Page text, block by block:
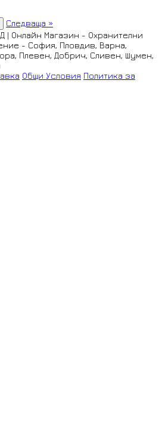
Следваща »
| Онлайн Магазин - Охранителни
- София, Пловдив, Варна,
Плевен, Добрич, Сливен, Шумен,
Общи Условия Политика за